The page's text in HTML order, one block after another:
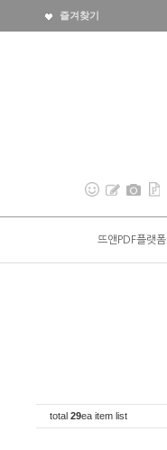
즐겨찾기
뜨앤PDF플랫폼
total 29ea item list